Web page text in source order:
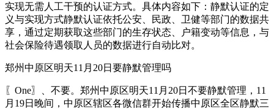
实现无需人工干预的认证方式。具体内容如下：静默认证的定
义与实现方式静默认证依托公安、民政、卫健等部门的数据共
享，通过定期获取这些部门的生存状态、户籍变动等信息，与
社会保险待遇领取人员的数据进行自动比对。
郑州中原区明天11月20日要静默管理吗
〖One〗、不要。郑州中原区明天11月20日不要静默管理，11
月19日晚间，中原区辖区各微信群开始传播中原区全区静默三